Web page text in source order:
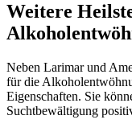
Weitere
Neben Larimar und
für die
Eigenschaften. Sie
Suchtbewältigung